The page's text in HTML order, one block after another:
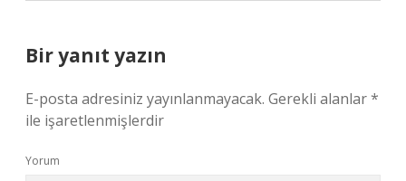
Bir yanıt yazın
E-posta adresiniz yayınlanmayacak. Gerekli alanlar*
ile işaretlenmişlerdir
Yorum